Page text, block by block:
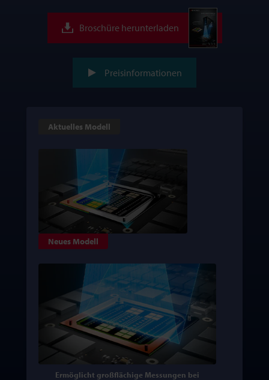
Broschüre herunterladen
Preisinformationen
Aktuelles Modell
Neues Modell
Ermöglicht großflächige Messungen bei